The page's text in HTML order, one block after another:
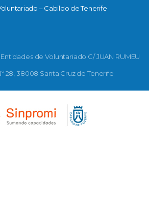
– Cabildo de Tenerife
de Voluntariado C/ JUAN RUMEU
28, 38008 Santa Cruz de Tenerife